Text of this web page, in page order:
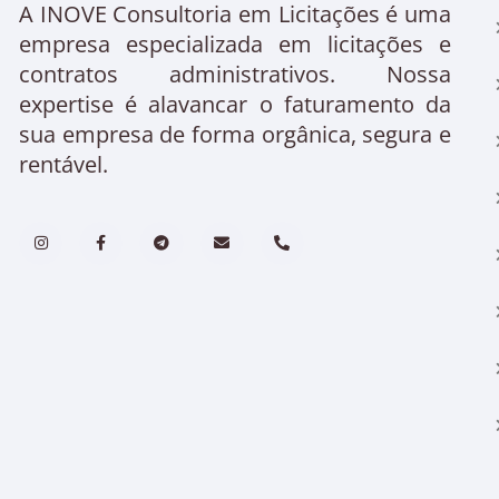
A INOVE Consultoria em Licitações é uma
empresa especializada em licitações e
contratos administrativos. Nossa
expertise é alavancar o faturamento da
sua empresa de forma orgânica, segura e
rentável.